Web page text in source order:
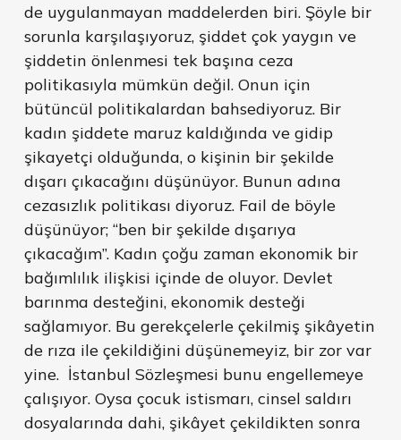
de uygulanmayan maddelerden biri. Şöyle bir
sorunla karşılaşıyoruz, şiddet çok yaygın ve
şiddetin önlenmesi tek başına ceza
politikasıyla mümkün değil. Onun için
bütüncül politikalardan bahsediyoruz. Bir
kadın şiddete maruz kaldığında ve gidip
şikayetçi olduğunda, o kişinin bir şekilde
dışarı çıkacağını düşünüyor. Bunun adına
cezasızlık politikası diyoruz. Fail de böyle
düşünüyor; “ben bir şekilde dışarıya
çıkacağım”. Kadın çoğu zaman ekonomik bir
bağımlılık ilişkisi içinde de oluyor. Devlet
barınma desteğini, ekonomik desteği
sağlamıyor. Bu gerekçelerle çekilmiş şikâyetin
de rıza ile çekildiğini düşünemeyiz, bir zor var
yine. İstanbul Sözleşmesi bunu engellemeye
çalışıyor. Oysa çocuk istismarı, cinsel saldırı
dosyalarında dahi, şikâyet çekildikten sonra